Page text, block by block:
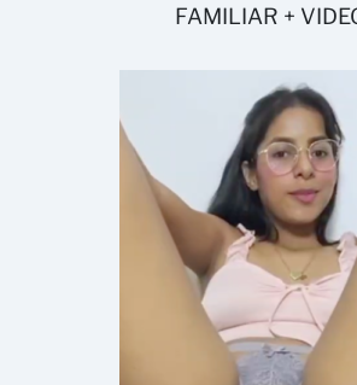
FAMILIAR +